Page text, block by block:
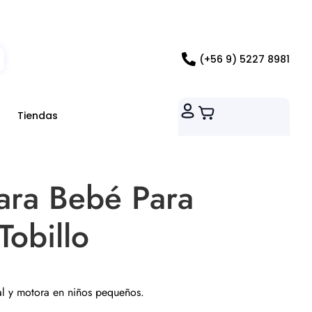
(+56 9) 5227 8981
Tiendas
Bebé Para
y motora en niños pequeños.